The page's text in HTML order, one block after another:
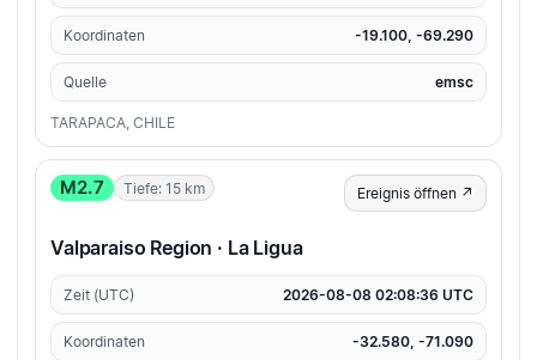
Koordinaten -19.100, -69.290
Quelle emsc
TARAPACA, CHILE
M2.7 Tiefe: 15 km Ereignis öffnen ↗
Valparaiso Region · La Ligua
Zeit (UTC) 2026-08-08 02:08:36 UTC
Koordinaten -32.580, -71.090